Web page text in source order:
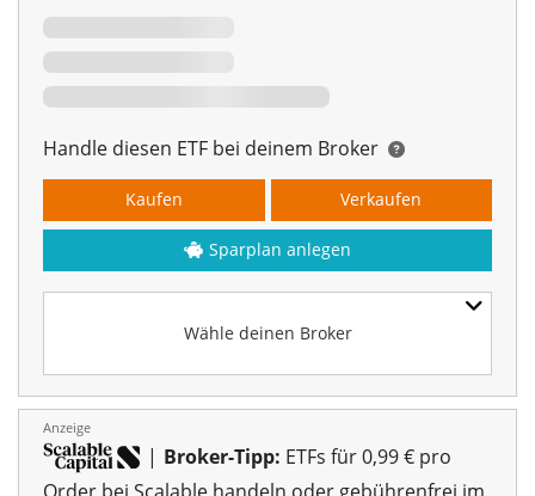
Handle diesen ETF bei deinem Broker
Wähle deinen Broker
Kaufen Verkaufen
Sparplan anlegen
Anzeige
| Broker-Tipp: ETFs für 0,99 € pro